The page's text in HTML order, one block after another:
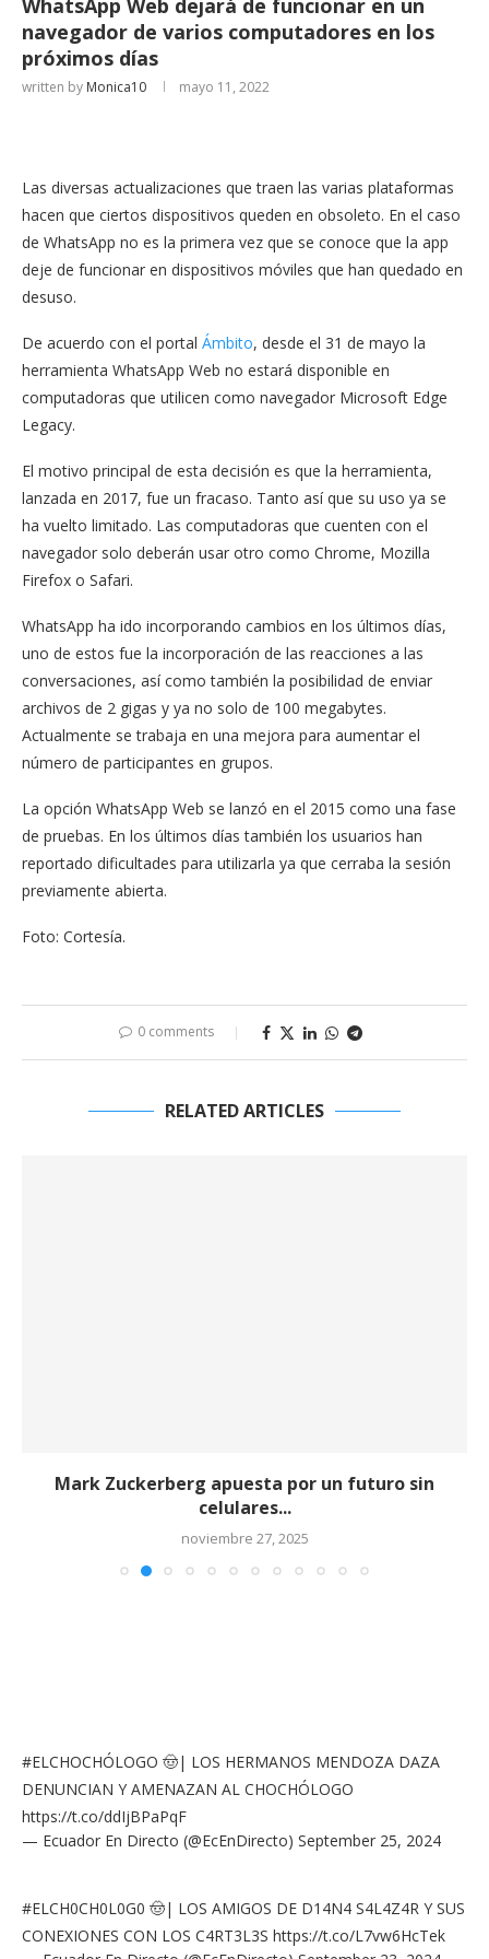
WhatsApp Web dejará de funcionar en un
navegador de varios computadores en los
próximos días
written by Monica10 mayo 11, 2022
Las diversas actualizaciones que traen las varias plataformas
hacen que ciertos dispositivos queden en obsoleto. En el caso
de WhatsApp no es la primera vez que se conoce que la app
deje de funcionar en dispositivos móviles que han quedado en
desuso.
De acuerdo con el portal Ámbito, desde el 31 de mayo la
herramienta WhatsApp Web no estará disponible en
computadoras que utilicen como navegador Microsoft Edge
Legacy.
El motivo principal de esta decisión es que la herramienta,
lanzada en 2017, fue un fracaso. Tanto así que su uso ya se
ha vuelto limitado. Las computadoras que cuenten con el
navegador solo deberán usar otro como Chrome, Mozilla
Firefox o Safari.
WhatsApp ha ido incorporando cambios en los últimos días,
uno de estos fue la incorporación de las reacciones a las
conversaciones, así como también la posibilidad de enviar
archivos de 2 gigas y ya no solo de 100 megabytes.
Actualmente se trabaja en una mejora para aumentar el
número de participantes en grupos.
La opción WhatsApp Web se lanzó en el 2015 como una fase
de pruebas. En los últimos días también los usuarios han
reportado dificultades para utilizarla ya que cerraba la sesión
previamente abierta.
Foto: Cortesía.
0 comments
RELATED ARTICLES
Mark Zuckerberg apuesta por un futuro sin
celulares...
noviembre 27, 2025
#ELCHOCHÓLOGO 🤠| LOS HERMANOS MENDOZA DAZA
DENUNCIAN Y AMENAZAN AL CHOCHÓLOGO
https://t.co/ddIjBPaPqF
— Ecuador En Directo (@EcEnDirecto) September 25, 2024
#ELCH0CH0L0G0 🤠| LOS AMIGOS DE D14N4 S4L4Z4R Y SUS
CONEXIONES CON LOS C4RT3L3S https://t.co/L7vw6HcTek